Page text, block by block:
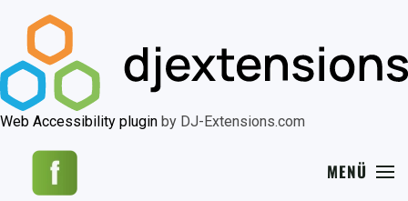
Web Accessibility plugin by DJ-Extensions.com
MENÜ